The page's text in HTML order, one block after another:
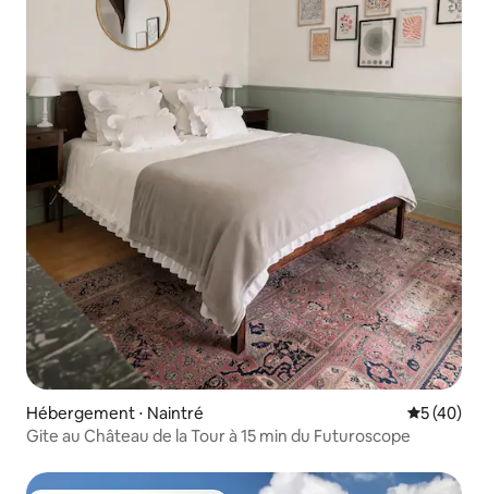
Hébergement ⋅ Naintré
5 (40)
Gite au Château de la Tour à 15 min du Futuroscope